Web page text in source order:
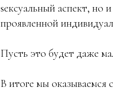
sексуальный аспект, но
проявленной
Пусть это будет даже
В итоге мы оказываемся